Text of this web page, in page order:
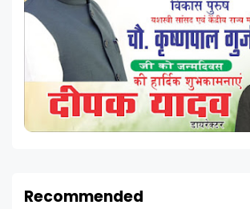
Recommended